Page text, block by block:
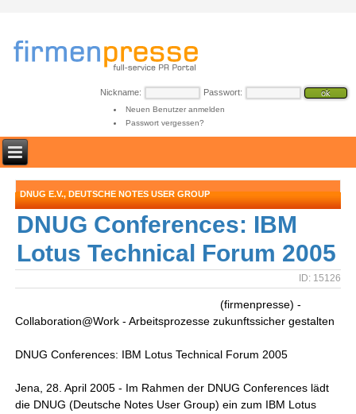
Nickname: Passwort:
Neuen Benutzer anmelden
Passwort vergessen?
DNUG E.V., DEUTSCHE NOTES USER GROUP
DNUG Conferences: IBM
Lotus Technical Forum 2005
ID: 15126
(firmenpresse) -
Collaboration@Work - Arbeitsprozesse zukunftssicher gestalten
DNUG Conferences: IBM Lotus Technical Forum 2005
Jena, 28. April 2005 - Im Rahmen der DNUG Conferences lädt
die DNUG (Deutsche Notes User Group) ein zum IBM Lotus